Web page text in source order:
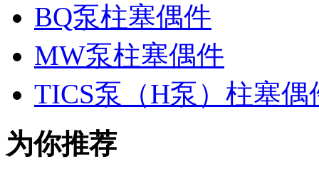
BQ泵柱塞偶件
MW泵柱塞偶件
TICS泵（H泵）柱塞偶
为你推荐